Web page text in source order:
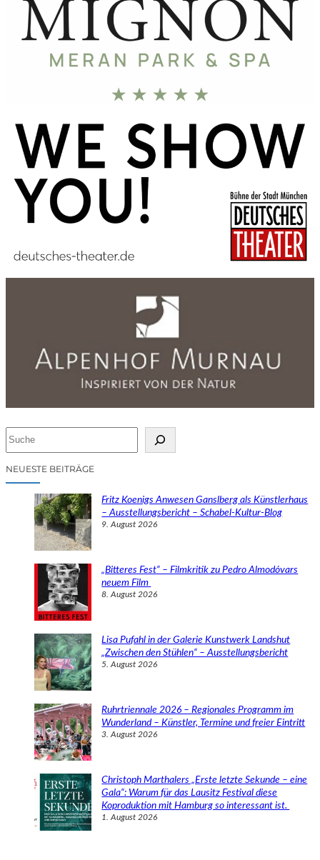
cNEUESTE BEITRÄGE
Fritz Koenigs Anwesen Ganslberg als Künstlerhaus
– Ausstellungsbericht – Schabel-Kultur-Blog
9. August 2026
„Bitteres Fest“ – Filmkritik zu Pedro Almodóvars
neuem Film
8. August 2026
Lisa Pufahl in der Galerie Kunstwerk Landshut
„Zwischen den Stühlen“ – Ausstellungsbericht
5. August 2026
Ruhrtriennale 2026 – Regionales Programm im
Wunderland – Künstler, Termine und freier Eintritt
3. August 2026
Christoph Marthalers „Erste letzte Sekunde – eine
Gala“: Warum für das Lausitz Festival diese
Koproduktion mit Hamburg so interessant ist.
1. August 2026